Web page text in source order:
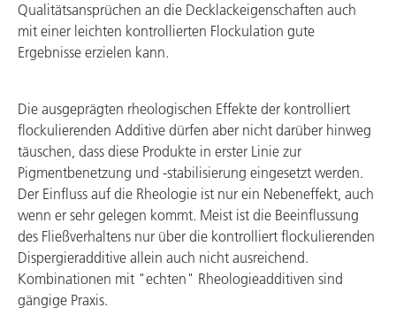
Qualitätsansprüchen an die Decklackeigenschaften auch
mit einer leichten kontrollierten Flockulation gute
Ergebnisse erzielen kann.
Die ausgeprägten rheologischen Effekte der kontrolliert
flockulierenden Additive dürfen aber nicht darüber hinweg
täuschen, dass diese Produkte in erster Linie zur
Pigmentbenetzung und -stabilisierung eingesetzt werden.
Der Einfluss auf die Rheologie ist nur ein Nebeneffekt, auch
wenn er sehr gelegen kommt. Meist ist die Beeinflussung
des Fließverhaltens nur über die kontrolliert flockulierenden
Dispergieradditive allein auch nicht ausreichend.
Kombinationen mit "echten" Rheologieadditiven sind
gängige Praxis.